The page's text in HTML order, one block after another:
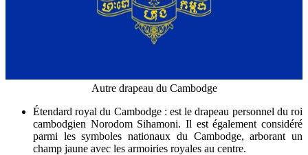
Autre drapeau du Cambodge
Étendard royal du Cambodge : est le drapeau personnel du roi
cambodgien Norodom Sihamoni. Il est également considéré
parmi les symboles nationaux du Cambodge, arborant un
champ jaune avec les armoiries royales au centre.